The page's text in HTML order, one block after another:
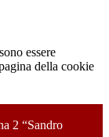
essere
della cookie
2 “Sandro